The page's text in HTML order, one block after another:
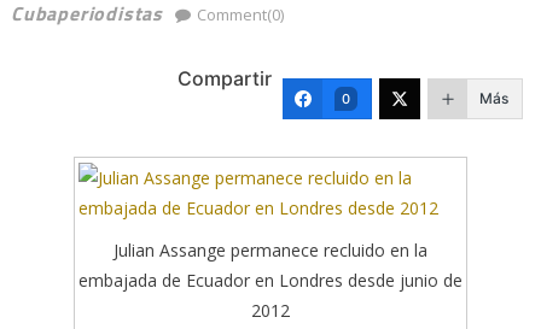
Cubaperiodistas
Comment(0)
Compartir
0 Más
Julian Assange permanece recluido en la
embajada de Ecuador en Londres desde junio de
2012